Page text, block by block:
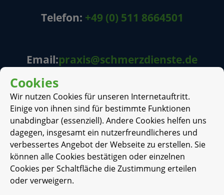
Telefon: +49 (0) 511 8664501
Email:praxis@schmerzdienste.de
Fachärztin für Anästhesie
Cookies
Wir nutzen Cookies für unseren Internetauftritt.
Einige von ihnen sind für bestimmte Funktionen
unabdingbar (essenziell). Andere Cookies helfen uns
dagegen, insgesamt ein nutzerfreundlicheres und
verbessertes Angebot der Webseite zu erstellen. Sie
können alle Cookies bestätigen oder einzelnen
Cookies per Schaltfläche die Zustimmung erteilen
oder verweigern.